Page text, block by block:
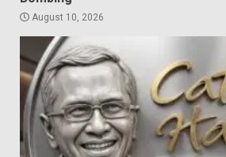
August 10, 2026